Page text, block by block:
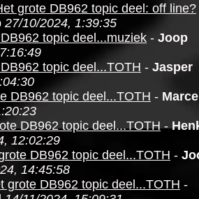
grote DB962 topic deel: off line?
27/10/2024, 1:39:35
topic deel...muziek - Joop
topic deel...TOTH - Jasper
DB962 topic deel...TOTH -
DB962 topic deel...TOTH-
12:02:29
DB962 topic deel...TOTH -
14:45:58
grote DB962 topic deel...TOTH -